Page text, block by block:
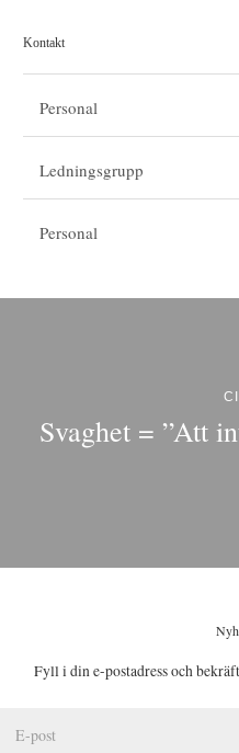
Kontakt
Personal
Ledningsgrupp
Personal
Svaghet = ”Att
Fyll i din e-postadress och